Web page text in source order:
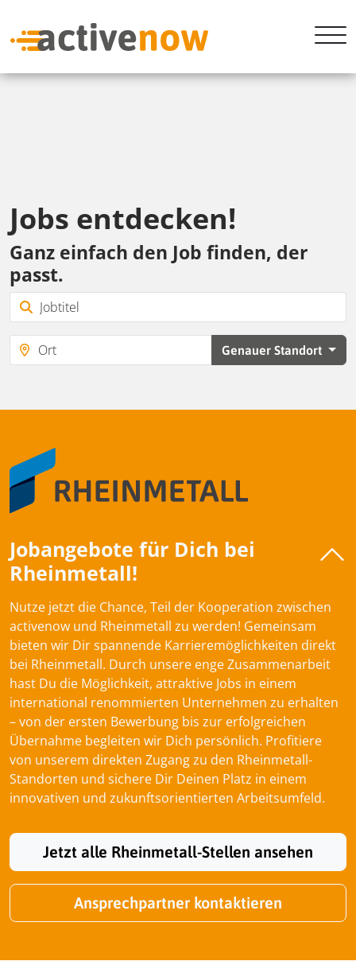
Jobs entdecken!
Ganz einfach den Job finden, der
passt.
Genauer Standort
Jobangebote für Dich bei
Rheinmetall!
Nutze jetzt die Chance, Teil der Kooperation zwischen
activenow und Rheinmetall zu werden! Gemeinsam
bieten wir Dir spannende Karrieremöglichkeiten direkt
bei Rheinmetall. Durch unsere enge Zusammenarbeit
hast Du die Möglichkeit, attraktive Jobs in einem
international renommierten Unternehmen zu erhalten
– von der ersten Bewerbung bis zur erfolgreichen
Übernahme begleiten wir Dich persönlich. Profitiere
von unserem direkten Zugang zu den Rheinmetall-
Standorten und sichere Dir Deinen Platz in einem
innovativen und zukunftsorientierten Arbeitsumfeld.
Jetzt alle Rheinmetall-Stellen ansehen
Ansprechpartner kontaktieren